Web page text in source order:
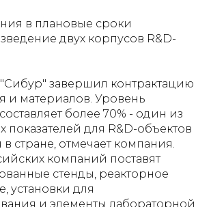
в плановые сроки
двух корпусов R&D-
завершил контрактацию
и материалов. Уровень
более 70% - один из
показателей для R&D-объектов
в стране, отмечает компания.
компаний поставят
стенды, реакторное
установки для
и элементы лабораторной